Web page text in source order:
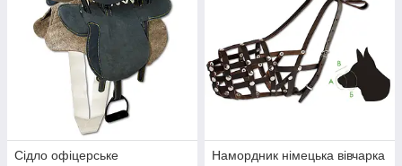
Сідло офіцерське
Намордник німецька вівчарка